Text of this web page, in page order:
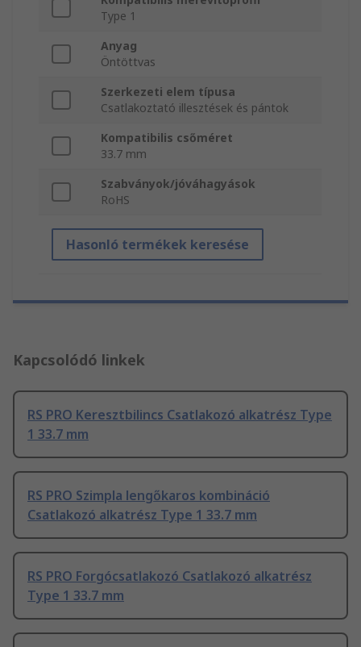
Type 1
Anyag
Öntöttvas
Szerkezeti elem típusa
Csatlakoztató illesztések és pántok
Kompatibilis csőméret
33.7 mm
Szabványok/jóváhagyások
RoHS
Hasonló termékek keresése
Kapcsolódó linkek
RS PRO Keresztbilincs Csatlakozó alkatrész Type
1 33.7 mm
RS PRO Szimpla lengőkaros kombináció
Csatlakozó alkatrész Type 1 33.7 mm
RS PRO Forgócsatlakozó Csatlakozó alkatrész
Type 1 33.7 mm